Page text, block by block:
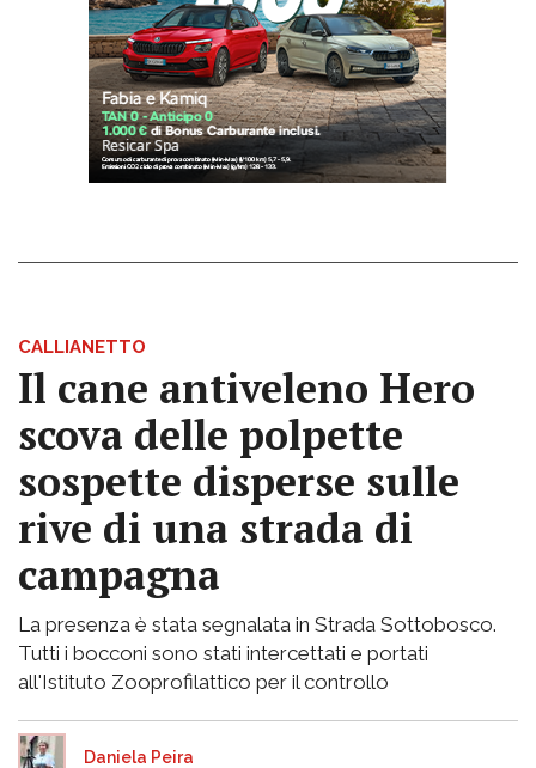
CALLIANETTO
Il cane antiveleno Hero
scova delle polpette
sospette disperse sulle
rive di una strada di
campagna
La presenza è stata segnalata in Strada Sottobosco.
Tutti i bocconi sono stati intercettati e portati
all'Istituto Zooprofilattico per il controllo
Daniela Peira